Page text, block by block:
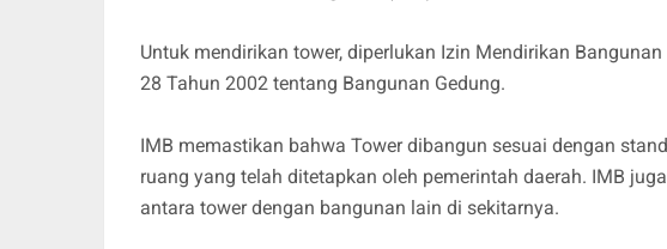
Untuk mendirikan tower, diperlukan Izin Mendirikan
28 Tahun 2002 tentang Bangunan Gedung.
IMB memastikan bahwa Tower dibangun sesuai dengan
ruang yang telah ditetapkan oleh pemerintah daerah. IMB
antara tower dengan bangunan lain di sekitarnya.